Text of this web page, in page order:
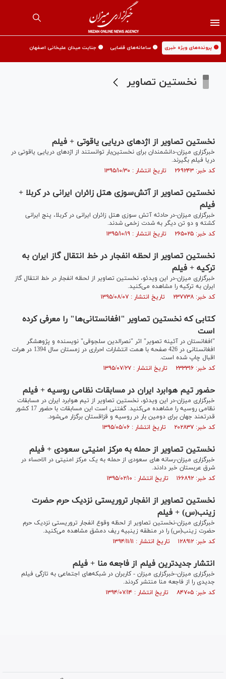
🟡 پرونده‌های ویژه خبری 🟡 سامانه‌های قضایی 🟡 جنایت میدان علیخانی اصفهان
نخستین تصاویر
نخستین تصاویر از اژدهای دریایی یاقوتی + فیلم
خبرگزاری میزان-دانشمندان برای نخستین‌بار توانستند از اژدهای دریایی یاقوتی در
دريا فیلم بگیرند.
کد خبر: ۲۶۹۲۴۳ تاریخ انتشار : ۱۳۹۵/۱۰/۳۰
نخستین تصاویر از آتش‌سوزی هتل زائران ایرانی در کربلا +
فیلم
خبرگزاری میزان-در حادثه آتش سوزی هتل زائران ایرانی در کربلا، پنج ایرانی
کشته و دو تن دیگر به شدت زخمی شدند.
کد خبر: ۲۶۵۰۲۵ تاریخ انتشار : ۱۳۹۵/۱۰/۱۹
نخستین تصاویر از لحظه انفجار در خط انتقال گاز ایران به
ترکیه + فیلم
خبرگزاری میزان-در این ویدئو، نخستین تصاویر از لحظه انفجار در خط انتقال گاز
ایران به ترکیه را مشاهده می‌کنید.
کد خبر: ۲۳۷۷۳۸ تاریخ انتشار : ۱۳۹۵/۰۸/۰۷
کتابی که نخستین تصاویر "افغانستانی‌ها" را معرفی کرده
است
"افغانستان در آئینه تصویر" اثر "نصرالدین سلجوقی" نویسنده و پژوهشگر
افغانستانی در 426 صفحه با همت انتشارات احراری در زمستان سال 1394 در هرات
اقبال چاپ شده است.
کد خبر: ۲۳۳۳۱۶ تاریخ انتشار : ۱۳۹۵/۰۷/۲۷
حضور تیم هوابرد ایران در مسابقات نظامی روسیه + فیلم
خبرگزاری میزان-در این ویدئو، نخستین تصاویر از تیم هوابرد ایران در مسابقات
نظامی روسیه را مشاهده می‌کنید. گفتنی است این مسابقات با حضور 17 کشور
قدرتمند جهان برای دومین بار در روسیه و قزاقستان برگزار می‌‌شود.
کد خبر: ۲۰۲۸۳۷ تاریخ انتشار : ۱۳۹۵/۰۵/۰۶
نخستین تصاویر از حمله به مرکز امنیتی سعودی + فیلم
خبرگزاری میزان-رسانه های سعودی از حمله به یک مرکز امنیتی در الاحساء در
شرق عربستان خبر دادند.
کد خبر: ۱۶۶۸۹۲ تاریخ انتشار : ۱۳۹۵/۰۲/۱۰
نخستین تصاویر از انفجار تروریستی نزدیک حرم حضرت
زینب(س) + فیلم
خبرگزاری میزان-نخستین تصاویر از لحظه وقوع انفجار تروریستی نزدیک حرم
حضرت زینب(س) را در منطقه زینبیه ریف دمشق مشاهده می‌کنید.
کد خبر: ۱۲۸۹۱۲ تاریخ انتشار : ۱۳۹۴/۱۱/۱۱
انتشار جدیدترین فیلم از فاجعه منا + فیلم
خبرگزاری میزان-خبرگزاری میزان - کاربران در شبکه‌های اجتماعی به تازگی فیلم
جدیدی را از فاجعه منا منتشر کردند.
کد خبر: ۸۴۷۰۵ تاریخ انتشار : ۱۳۹۴/۰۷/۱۴